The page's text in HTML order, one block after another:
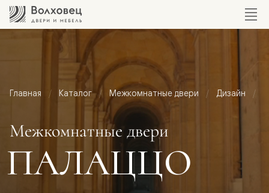
Главная Каталог Межкомнатные двери Дизайн
Межкомнатные двери
ПАЛАЦЦО